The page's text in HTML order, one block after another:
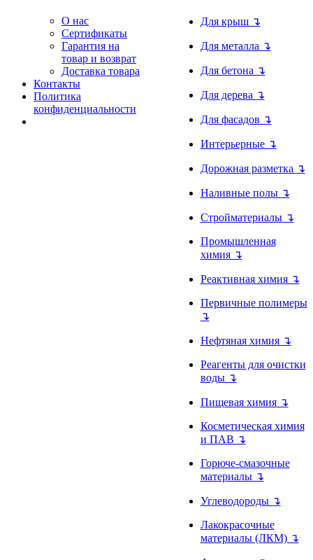
О нас
Сертификаты
Гарантия на
товар и возврат
Доставка товара
Контакты
Политика
конфиденциальности
Для крыш ↴
Для металла ↴
Для бетона ↴
Для дерева ↴
Для фасадов ↴
Интерьерные ↴
Дорожная разметка ↴
Наливные полы ↴
Стройматериалы ↴
Промышленная
химия ↴
Реактивная химия ↴
Первичные полимеры
↴
Нефтяная химия ↴
Реагенты для очистки
воды ↴
Пищевая химия ↴
Косметическая химия
и ПАВ ↴
Горюче-смазочные
материалы ↴
Углеводороды ↴
Лакокрасочные
материалы (ЛКМ) ↴